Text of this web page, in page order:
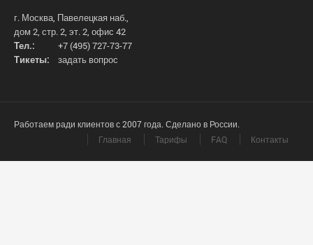
г. Москва, Павелецкая наб.,
дом 2, стр. 2, эт. 2, офис 42
Тел.:
+7 (495) 727-73-77
Тикеты:
задать вопрос
Работаем ради клиентов с 2007 года. Сделано в России.
Главная
Тарифы FAQ Контакты